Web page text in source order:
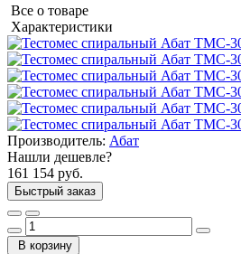
Все о товаре
Характеристики
Производитель: Абат
Нашли дешевле?
161 154 руб.
Быстрый заказ
В корзину